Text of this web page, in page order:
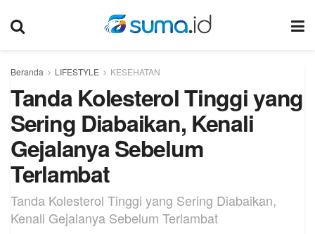
Beranda LIFESTYLE KESEHATAN
Tanda Kolesterol Tinggi yang
Sering Diabaikan, Kenali
Gejalanya Sebelum
Terlambat
Tanda Kolesterol Tinggi yang Sering Diabaikan,
Kenali Gejalanya Sebelum Terlambat